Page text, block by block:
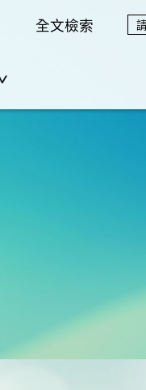
全文檢索